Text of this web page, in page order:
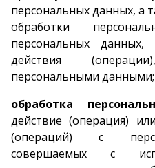
персональных данных, а
обработки
персональных данных,
действия
персональными данными;
обработка
действие (операция)
(операций) с
совершаемых с